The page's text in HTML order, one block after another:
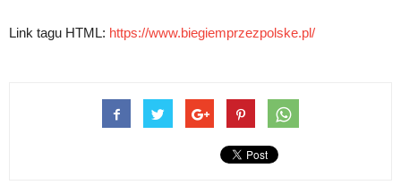
Link tagu HTML: https://www.biegiemprzezpolske.pl/